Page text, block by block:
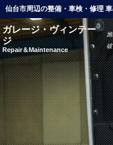
仙台市周辺の整備・車検・修理
ガレージ・ヴィンテー
ジ
Repair＆Maintenance
破